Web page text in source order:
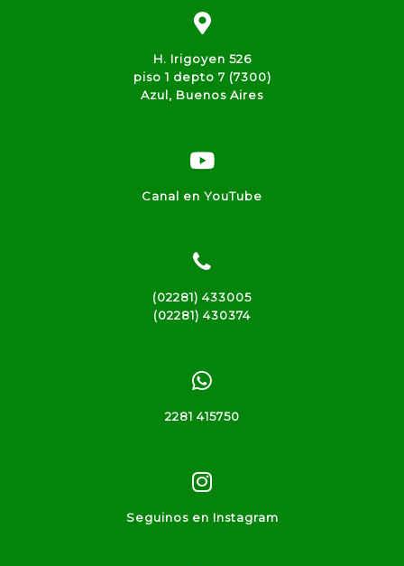
H. Irigoyen 526
piso 1 depto 7 (7300)
Azul, Buenos Aires
Canal en YouTube
(02281) 433005
(02281) 430374
2281 415750
Seguinos en Instagram